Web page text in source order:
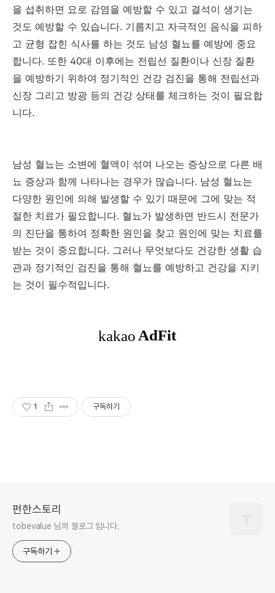
을 섭취하면 요로 감염을 예방할 수 있고 결석이 생기는
것도 예방할 수 있습니다. 기름지고 자극적인 음식을 피하
고 균형 잡힌 식사를 하는 것도 남성 혈뇨를 예방에 중요
합니다. 또한 40대 이후에는 전립선 질환이나 신장 질환
을 예방하기 위하여 정기적인 건강 검진을 통해 전립선과
신장 그리고 방광 등의 건강 상태를 체크하는 것이 필요합
니다.
남성 혈뇨는 소변에 혈액이 섞여 나오는 증상으로 다른 배
뇨 증상과 함께 나타나는 경우가 많습니다. 남성 혈뇨는
다양한 원인에 의해 발생할 수 있기 때문에 그에 맞는 적
절한 치료가 필요합니다. 혈뇨가 발생하면 반드시 전문가
의 진단을 통하여 정확한 원인을 찾고 원인에 맞는 치료를
받는 것이 중요합니다. 그러나 무엇보다도 건강한 생활 습
관과 정기적인 검진을 통해 혈뇨를 예방하고 건강을 지키
는 것이 필수적입니다.
1 구독하기
펀한스토리
tobevalue 님의 블로그 입니다.
구독하기